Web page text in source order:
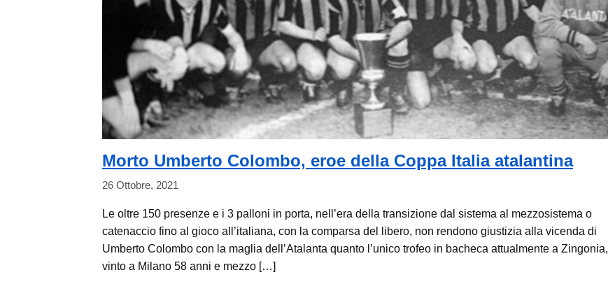
Morto Umberto Colombo, eroe della Coppa Italia atalantina
26 Ottobre, 2021
Le oltre 150 presenze e i 3 palloni in porta, nell’era della transizione dal sistema al mezzosistema o
catenaccio fino al gioco all’italiana, con la comparsa del libero, non rendono giustizia alla vicenda di
Umberto Colombo con la maglia dell’Atalanta quanto l’unico trofeo in bacheca attualmente a Zingonia,
vinto a Milano 58 anni e mezzo […]